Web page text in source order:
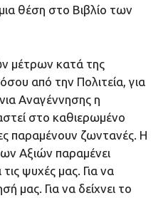
θέση στο Βιβλίο των
μέτρων κατά της
από την Πολιτεία, για
Αναγέννησης η
στο καθιερωμένο
παραμένουν ζωντανές. Η
Αξιών παραμένει
ψυχές μας. Για να
μας. Για να δείχνει το